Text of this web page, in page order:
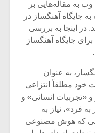
به مقاله‌هایی بر
جایگاه آهنگساز در
در اینجا به بررسی
جایگاه آهنگساز
به عنوان
مطلقاً انتزاعی
«تجربیات انسانی» و
فرد»، نیاز به
که هوش مصنوعی